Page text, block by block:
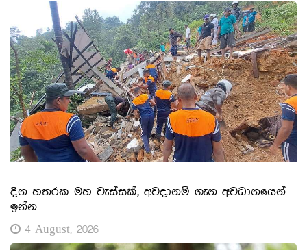
දින හතරක මහ වැස්සක්, අවදානම් ගැන අවධානයෙන්
ඉන්න
4 August, 2026